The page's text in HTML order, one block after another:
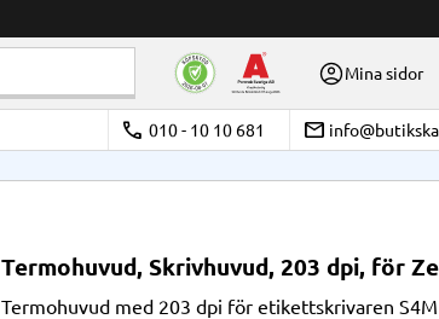
Mina sidor
call 010 - 10 10 681 email
Termohuvud, Skrivhuvud, 203 dpi, för
Termohuvud med 203 dpi för etikettskrivaren S4M